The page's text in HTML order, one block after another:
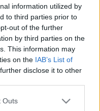
information utilized by
to third parties prior to
out of the further
by third parties on the
This information may
on the IAB’s List of
disclose it to other
one or more Google
Outs
, amit ezúttal a Főtéren,
A másfél
bepillanthatunk a
kulisszatitkaiba.
nélkül, a Bozsik Yvette
számára.